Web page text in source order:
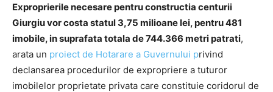
Exproprierile necesare pentru constructia centurii
Giurgiu vor costa statul 3,75 milioane lei, pentru 481
imobile, in suprafata totala de 744.366 metri patrati,
arata un proiect de Hotarare a Guvernului privind
declansarea procedurilor de expropriere a tuturor
imobilelor proprietate privata care constituie coridorul de